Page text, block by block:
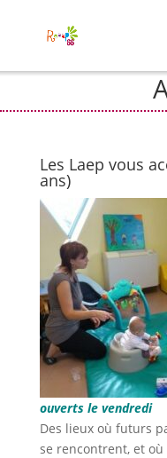
Les Laep vous
ans)
ouverts le vendredi
Des lieux où futurs
se rencontrent, et